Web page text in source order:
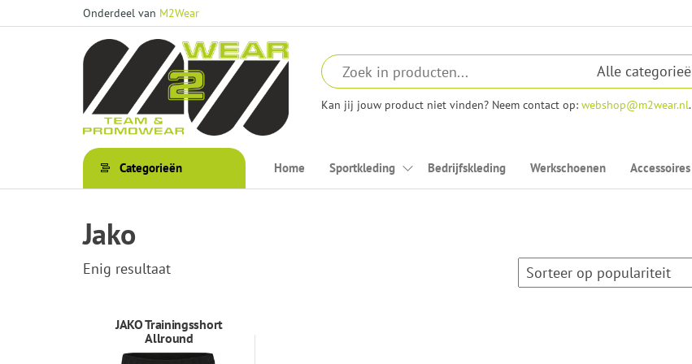
naar
Onderdeel van M2Wear
M2Wear
Kan jij jouw product niet vinden? Neem contact op: webshop@m2wear.nl.
Categorieën Home Sportkleding Bedrijfskleding Werkschoenen Accessoires
Jako
Enig resultaat
JAKO Trainingsshort
Allround